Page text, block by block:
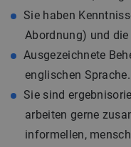
Sie haben
Abordnung) und
Ausgezeichnete
englischen Sprache.
Sie sind
arbeiten gerne
informellen,